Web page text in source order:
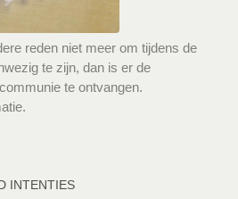
reden niet meer om tijdens de
te zijn, dan is er de
te ontvangen.
INTENTIES